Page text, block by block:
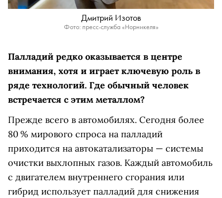
Дмитрий Изотов
Фото: пресс-служба «Норникеля»
Палладий редко оказывается в центре
внимания, хотя и играет ключевую роль в
ряде технологий. Где обычный человек
встречается с этим металлом?
Прежде всего в автомобилях. Сегодня более
80 % мирового спроса на палладий
приходится на автокатализаторы — системы
очистки выхлопных газов. Каждый автомобиль
с двигателем внутреннего сгорания или
гибрид использует палладий для снижения